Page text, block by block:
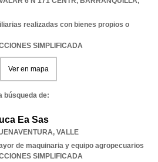
realizadas con bienes propios o
SIMPLIFICADA
Ver en mapa
búsqueda de:
Ea Sas
, VALLE
de maquinaria y equipo agropecuarios
SIMPLIFICADA